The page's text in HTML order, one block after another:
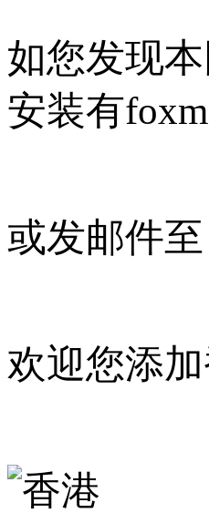
如您发现
安装有
或发邮件至
欢迎您添